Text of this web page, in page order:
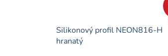
Silikonový profil NEON816-H
hranatý